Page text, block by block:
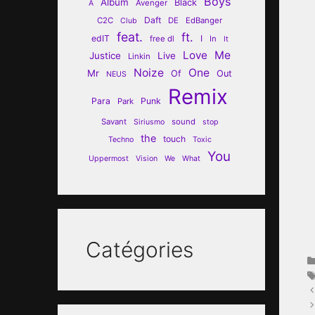
A Avenger Black
C2C Club Daft DE EdBanger
edIT feat. free dl ft. I In It
Justice Linkin Live Love Me
Mr NEUS Noize Of One Out
Para Park Punk Remix
Savant Siriusmo sound
stop
Techno
the touch Toxic
Uppermost Vision We What You
Catégories